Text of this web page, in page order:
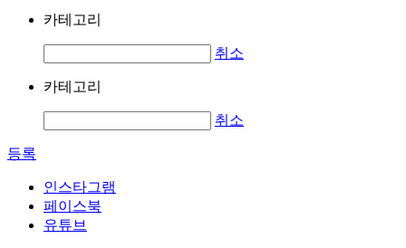
카테고리
취소
카테고리
취소
등록
인스타그램
페이스북
유튜브